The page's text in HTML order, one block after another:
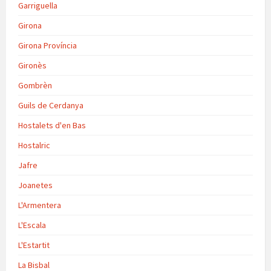
Garriguella
Girona
Girona Província
Gironès
Gombrèn
Guils de Cerdanya
Hostalets d'en Bas
Hostalric
Jafre
Joanetes
L'Armentera
L'Escala
L'Estartit
La Bisbal